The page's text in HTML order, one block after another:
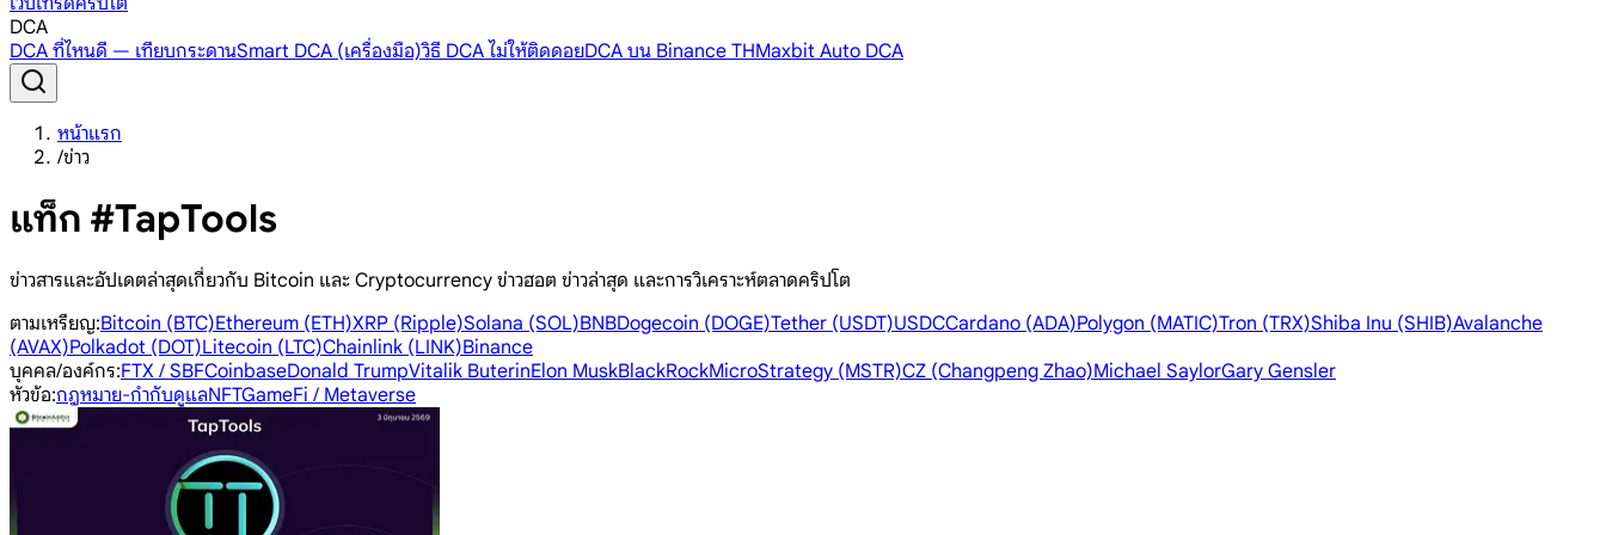
DCA
DCA ที่ไหนดี — เทียบกระดานSmart DCA (เครื่องมือ)วิธี DCA ไม่ให้ติดดอยDCA บน Binance THMaxbit Auto DCA
หน้าแรก
/ข่าว
แท็ก #TapTools
ข่าวสารและอัปเดตล่าสุดเกี่ยวกับ Bitcoin และ Cryptocurrency ข่าวฮอต ข่าวล่าสุด และการวิเคราะห์ตลาดคริปโต
ตามเหรียญ:Bitcoin (BTC)Ethereum (ETH)XRP (Ripple)Solana (SOL)BNBDogecoin (DOGE)Tether (USDT)USDCCardano (ADA)Polygon (MATIC)Tron (TRX)Shiba Inu (SHIB)Avalanche
(AVAX)Polkadot (DOT)Litecoin (LTC)Chainlink (LINK)Binance
บุคคล/องค์กร:FTX / SBFCoinbaseDonald TrumpVitalik ButerinElon MuskBlackRockMicroStrategy (MSTR)CZ (Changpeng Zhao)Michael SaylorGary Gensler
หัวข้อ:กฎหมาย-กำกับดูแลNFTGameFi / Metaverse